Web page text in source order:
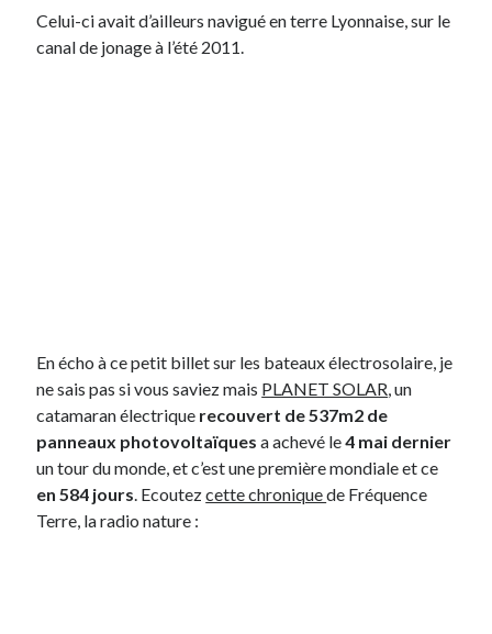
Celui-ci avait d’ailleurs navigué en terre Lyonnaise, sur le
canal de jonage à l’été 2011.
En écho à ce petit billet sur les bateaux électrosolaire, je
ne sais pas si vous saviez mais PLANET SOLAR, un
catamaran électrique recouvert de 537m2 de
panneaux photovoltaïques a achevé le4 mai dernier
un tour du monde, et c’est une première mondiale et ce
en 584 jours. Ecoutezcette chroniquede Fréquence
Terre, la radio nature :